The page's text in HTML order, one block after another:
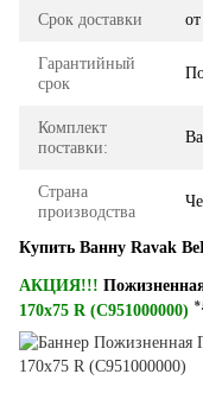
Срок доставки
Гарантийный
срок
Комплект
поставки:
Страна
производства
Купить Ванну Ravak
АКЦИЯ!!!
170x75 R (C951000000)